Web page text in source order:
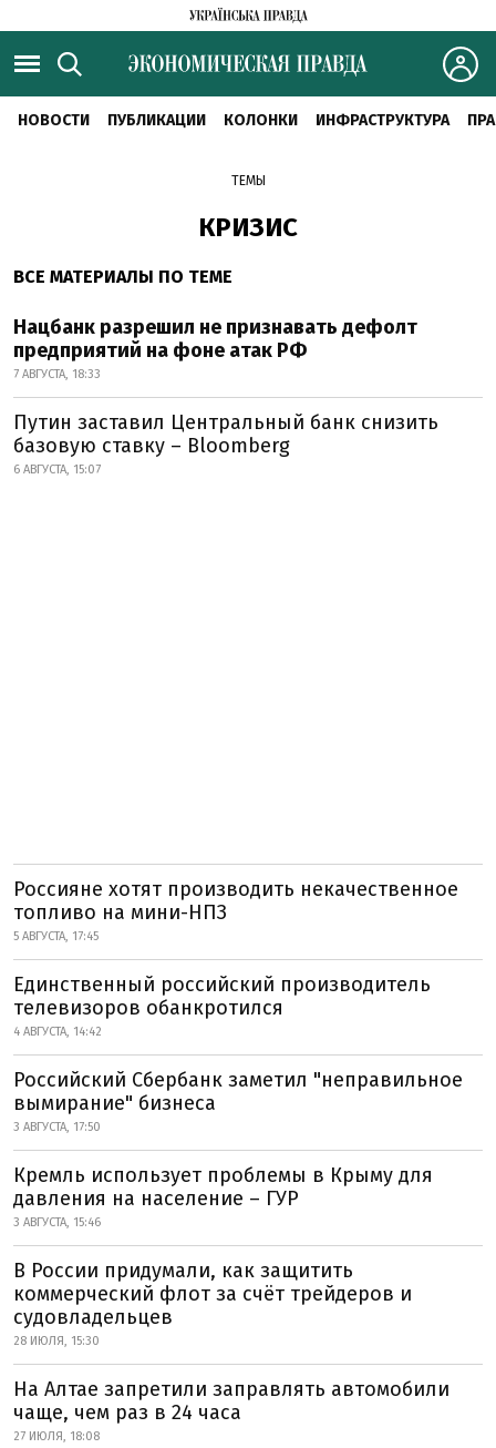
НОВОСТИ ПУБЛИКАЦИИ КОЛОНКИ ИНФРАСТРУКТУРА
ТЕМЫ
КРИЗИС
ВСЕ МАТЕРИАЛЫ ПО ТЕМЕ
Нацбанк разрешил не признавать дефолт
предприятий на фоне атак РФ
7 АВГУСТА, 18:33
Путин заставил Центральный банк снизить
базовую ставку – Bloomberg
6 АВГУСТА, 15:07
Россияне хотят производить некачественное
топливо на мини-НПЗ
5 АВГУСТА, 17:45
Единственный российский производитель
телевизоров обанкротился
4 АВГУСТА, 14:42
Российский Сбербанк заметил "неправильное
вымирание" бизнеса
3 АВГУСТА, 17:50
Кремль использует проблемы в Крыму для
давления на население – ГУР
3 АВГУСТА, 15:46
В России придумали, как защитить
коммерческий флот за счёт трейдеров и
судовладельцев
28 ИЮЛЯ, 15:30
На Алтае запретили заправлять автомобили
чаще, чем раз в 24 часа
27 ИЮЛЯ, 18:08